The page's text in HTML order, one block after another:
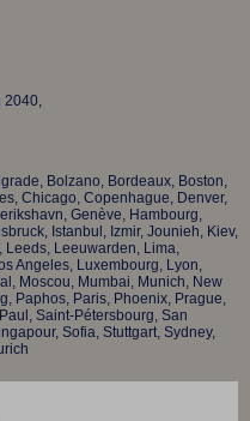
2040,
Bolzano, Bordeaux, Boston,
Chicago, Copenhague, Denver,
Genève, Hambourg,
Istanbul, Izmir, Jounieh, Kiev,
Leeds, Leeuwarden, Lima,
Angeles, Luxembourg, Lyon,
Moscou, Mumbai, Munich, New
Paphos, Paris, Phoenix, Prague,
Saint-Pétersbourg, San
Sofia, Stuttgart, Sydney,